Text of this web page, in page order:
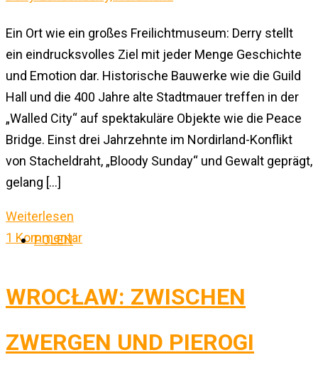
Ein Ort wie ein großes Freilichtmuseum: Derry stellt
ein eindrucksvolles Ziel mit jeder Menge Geschichte
und Emotion dar. Historische Bauwerke wie die Guild
Hall und die 400 Jahre alte Stadtmauer treffen in der
„Walled City“ auf spektakuläre Objekte wie die Peace
Bridge. Einst drei Jahrzehnte im Nordirland-Konflikt
von Stacheldraht, „Bloody Sunday“ und Gewalt geprägt,
gelang […]
Weiterlesen
1 Kommentar
POLEN
WROCŁAW: ZWISCHEN
ZWERGEN UND PIEROGI